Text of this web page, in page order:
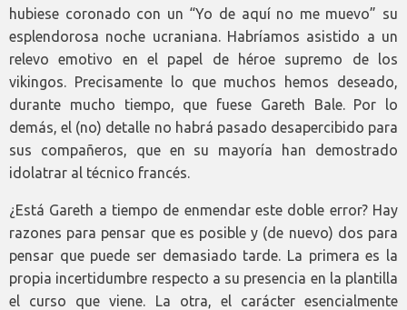
hubiese coronado con un “Yo de aquí no me muevo” su
esplendorosa noche ucraniana. Habríamos asistido a un
relevo emotivo en el papel de héroe supremo de los
vikingos. Precisamente lo que muchos hemos deseado,
durante mucho tiempo, que fuese Gareth Bale. Por lo
demás, el (no) detalle no habrá pasado desapercibido para
sus compañeros, que en su mayoría han demostrado
idolatrar al técnico francés.
¿Está Gareth a tiempo de enmendar este doble error? Hay
razones para pensar que es posible y (de nuevo) dos para
pensar que puede ser demasiado tarde. La primera es la
propia incertidumbre respecto a su presencia en la plantilla
el curso que viene. La otra, el carácter esencialmente